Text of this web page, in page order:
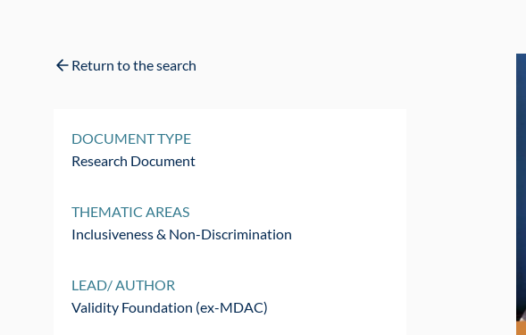
Return to the search
DOCUMENT TYPE
Research Document
THEMATIC AREAS
Inclusiveness & Non-Discrimination
LEAD/ AUTHOR
Validity Foundation (ex-MDAC)